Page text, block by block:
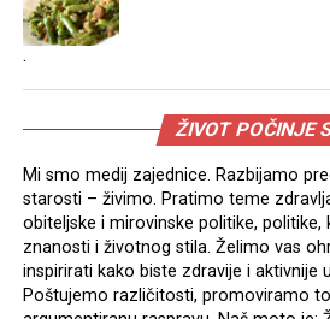
.
ŽIVOT POČINJE
Mi smo medij zajednice. Razbijamo
starosti – živimo. Pratimo teme
obiteljske i mirovinske politike, politike,
znanosti i životnog stila. Želimo vas
inspirirati kako biste zdravije i aktivnije
Poštujemo različitosti, promoviramo